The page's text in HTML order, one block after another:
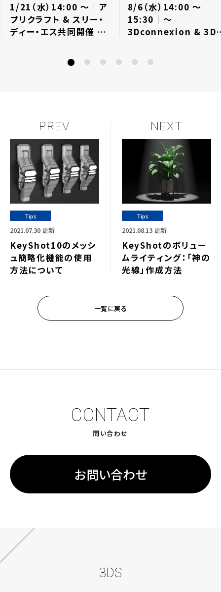
1/21（水）14:00 ～｜ア
プリクラフト & スリー・
ディー・エス共同開催
Rhinoceros 最新版紹
介ウェビナー」⇒終了しま
8/6（水）14:00 ～
15:30｜～
3Dconnexion &
載した最新版
Studio紹介ウェビナー
PREV
Tips
2021.07.30 更新
KeyShot10のメッシ
ュ簡略化機能の使用
方法について
NEXT
Tips
2021.08.13 更新
KeyShotのボリュー
ムライティング：「神の
光線」作成方法
一覧に戻る
CONTACT
問い合わせ
お問い合わせ
3DS